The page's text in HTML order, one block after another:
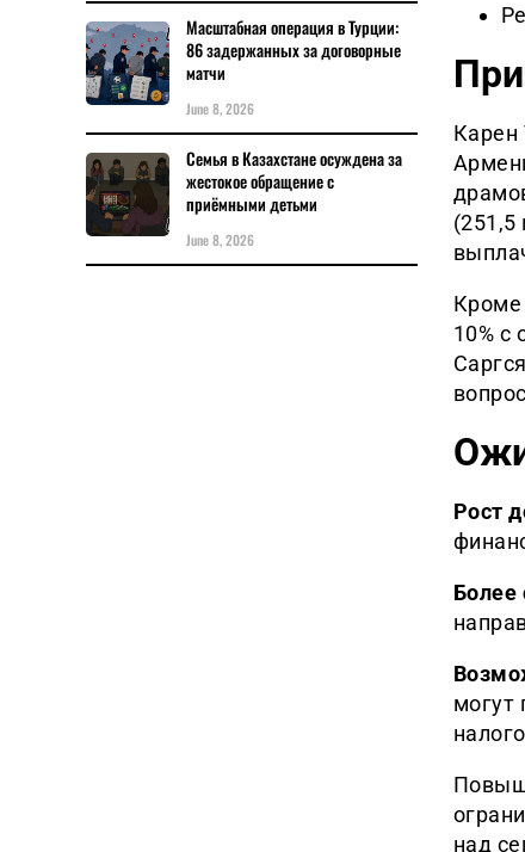
Карен
(251,5
Кроме
10% с
Рост
Более
могут
над
Масштабная операция в Турции:
86 задержанных за договорные
матчи
June 8, 2026
Семья в Казахстане осуждена за
жестокое обращение с
приёмными детьми
June 8, 2026